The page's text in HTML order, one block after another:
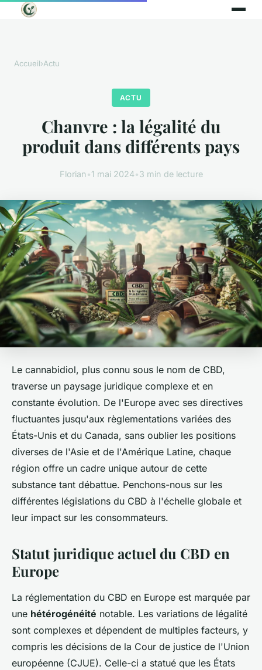
Accueil›Actu
ACTU
Chanvre : la légalité du
produit dans différents pays
Florian•1 mai 2024•3 min de lecture
Le cannabidiol, plus connu sous le nom de CBD,
traverse un paysage juridique complexe et en
constante évolution. De l'Europe avec ses directives
fluctuantes jusqu'aux règlementations variées des
États-Unis et du Canada, sans oublier les positions
diverses de l'Asie et de l'Amérique Latine, chaque
région offre un cadre unique autour de cette
substance tant débattue. Penchons-nous sur les
différentes législations du CBD à l'échelle globale et
leur impact sur les consommateurs.
Statut juridique actuel du CBD en
Europe
La réglementation du CBD en Europe est marquée par
une hétérogénéité notable. Les variations de légalité
sont complexes et dépendent de multiples facteurs, y
compris les décisions de la Cour de justice de l'Union
européenne (CJUE). Celle-ci a statué que les États